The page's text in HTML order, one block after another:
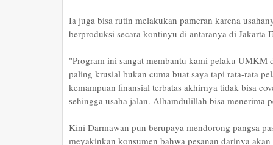
Ia juga bisa rutin melakukan pameran karena
berproduksi secara kontinyu di antaranya di Jakarta
"Program ini sangat membantu kami pelaku UMKM
paling krusial bukan cuma buat saya tapi rata-rata
kemampuan finansial terbatas akhirnya tidak bisa
sehingga usaha jalan. Alhamdulillah bisa menerima
Kini Darmawan pun berupaya mendorong pangsa
meyakinkan konsumen bahwa pesanan darinya